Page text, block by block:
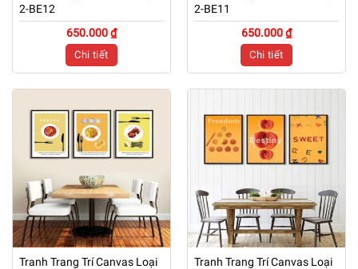
2-BE12
650.000 ₫
Chi tiết
2-BE11
650.000 ₫
Chi tiết
Tranh Trang Trí Canvas Loại
Tranh Trang Trí Canvas Loại